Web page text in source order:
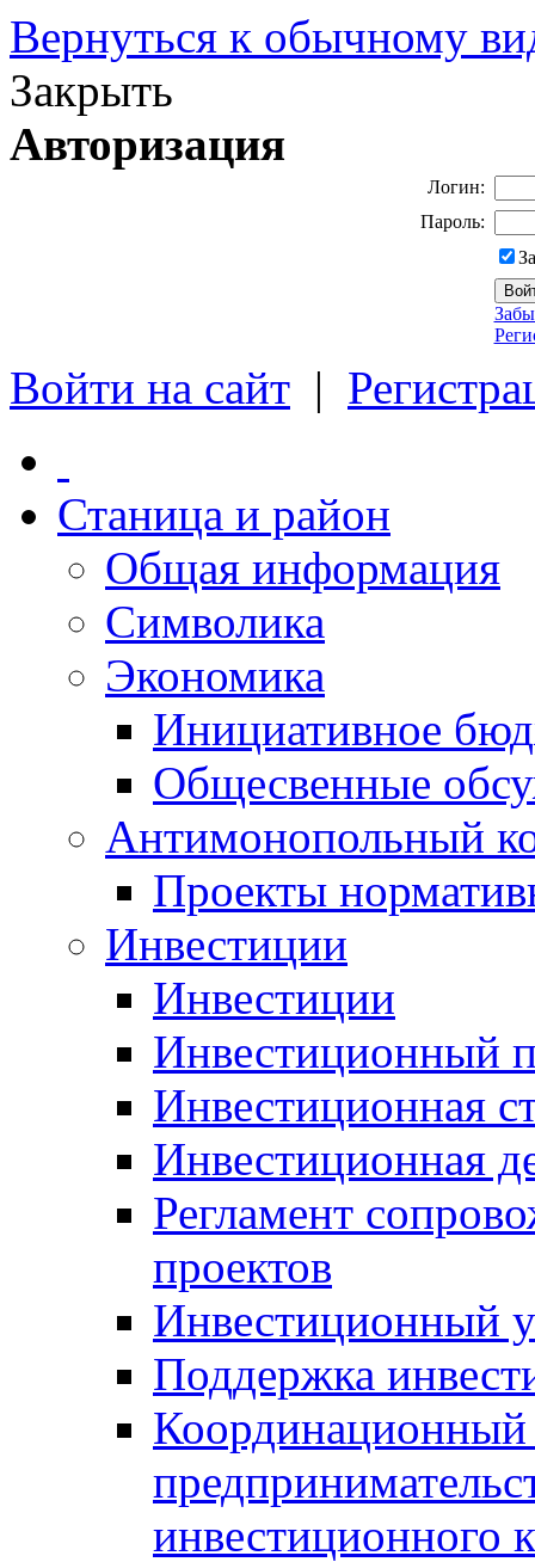
Вернуться к обычному
Закрыть
Авторизация
Логин:
Пароль:
Войти на сайт |
Станица и район
Общая информация
Символика
Экономика
Инициативное
Общесвенные
Антимонопольный
Проекты
Инвестиции
Инвестиции
Инвестиционный
Инвестиционная
Инвестиционная
Регламент
проектов
Инвестиционный
Поддержка
Координационный
инвестиционного